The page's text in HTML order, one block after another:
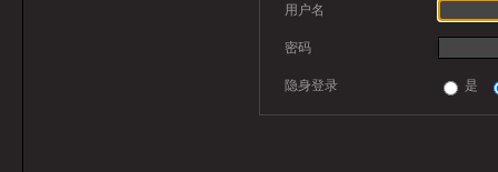
用户名
密码
隐身登录 是